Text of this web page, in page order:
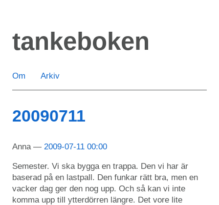
huvudinnehåll
tankeboken
Om Arkiv
20090711
Anna 2009-07-11 00:00
Semester. Vi ska bygga en trappa. Den vi har är
baserad på en lastpall. Den funkar rätt bra, men en
vacker dag ger den nog upp. Och så kan vi inte
komma upp till ytterdörren längre. Det vore lite